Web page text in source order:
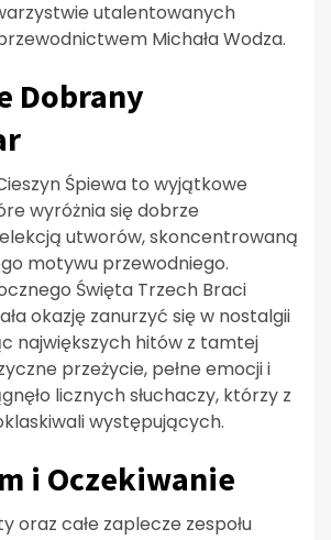
utalentowanych
Michała Wodza.
Dobrany
Śpiewa to wyjątkowe
wyróżnia się dobrze
utworów, skoncentrowaną
motywu przewodniego.
Święta Trzech Braci
okazję zanurzyć się w nostalgii
największych hitów z tamtej
przeżycie, pełne emocji i
licznych słuchaczy, którzy z
występujących.
i Oczekiwanie
oraz całe zaplecze zespołu